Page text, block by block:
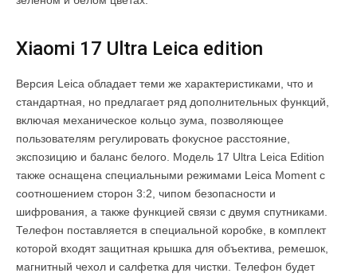
Xiaomi 17 Ultra Leica edition
Версия Leica обладает теми же характеристиками, что и
стандартная, но предлагает ряд дополнительных функций,
включая механическое кольцо зума, позволяющее
пользователям регулировать фокусное расстояние,
экспозицию и баланс белого. Модель 17 Ultra Leica Edition
также оснащена специальными режимами Leica Moment с
соотношением сторон 3:2, чипом безопасности и
шифрования, а также функцией связи с двумя спутниками.
Телефон поставляется в специальной коробке, в комплект
которой входят защитная крышка для объектива, ремешок,
магнитный чехол и салфетка для чистки. Телефон будет